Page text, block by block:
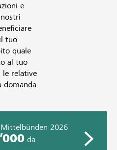
e
tuo
quale
al tuo
le relative
domanda
2026
da